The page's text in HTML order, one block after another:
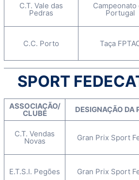
C.T. Vale das
Pedras
Campeonato
Portugal
C.C. Porto Taça
SPORT
ASSOCIAÇÃO/
CLUBE DESIGNAÇÃO DA
C.T. Vendas
Novas Gran Prix Sport
E.T.S.I. Pegões Gran Prix Sport